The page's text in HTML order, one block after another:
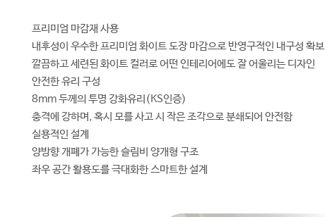
프리미엄 마감재 사용
내후성이 우수한 프리미엄 화이트 도장 마감으로 반영구적인 내구성 확보
깔끔하고 세련된 화이트 컬러로 어떤 인테리어에도 잘 어울리는 디자인
안전한 유리 구성
8mm 두께의 투명 강화유리(KS인증)
충격에 강하며, 혹시 모를 사고 시 작은 조각으로 분쇄되어 안전함
실용적인 설계
양방향 개폐가 가능한 슬림비 양개형 구조
좌우 공간 활용도를 극대화한 스마트한 설계